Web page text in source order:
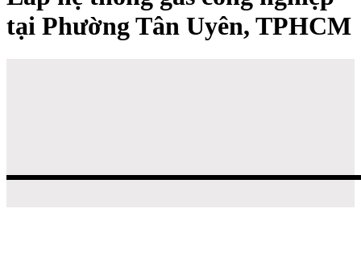
tại Phường Tân Uyên, TPHCM